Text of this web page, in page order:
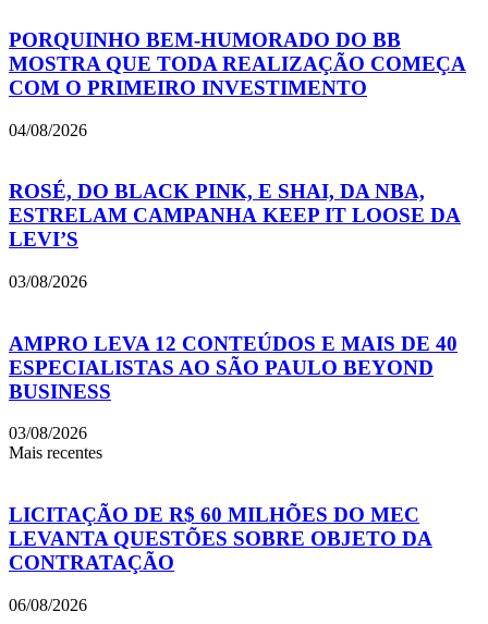
PORQUINHO BEM-HUMORADO DO BB
MOSTRA QUE TODA REALIZAÇÃO COMEÇA
COM O PRIMEIRO INVESTIMENTO
04/08/2026
ROSÉ, DO BLACK PINK, E SHAI, DA NBA,
ESTRELAM CAMPANHA KEEP IT LOOSE DA
LEVI’S
03/08/2026
AMPRO LEVA 12 CONTEÚDOS E MAIS DE 40
ESPECIALISTAS AO SÃO PAULO BEYOND
BUSINESS
03/08/2026
Mais recentes
LICITAÇÃO DE R$ 60 MILHÕES DO MEC
LEVANTA QUESTÕES SOBRE OBJETO DA
CONTRATAÇÃO
06/08/2026